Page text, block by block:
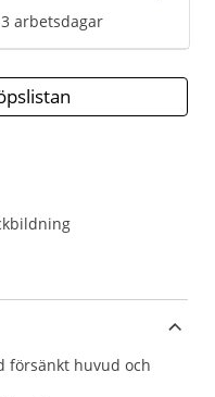
arbetsdagar
försänkt huvud och